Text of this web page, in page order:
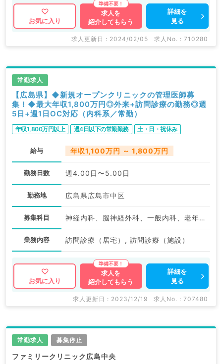
お気に入り
求人を
紹介してもらう
詳細を
見る
求人更新日 : 2024/02/05 求人No. : 710280
常勤求人
【広島県】◆新規オープンクリニックの管理医師募
集！◆最大年収1,800万円◎外来+訪問診療の勤務◎週
5日+週1日OC対応（内科系／常勤）
年収1,800万円以上 週4日以下の常勤勤務 土・日・祝休み
給与 年収1,100万円 ～ 1,800万円
勤務日数 週4.00日〜5.00日
勤務地 広島県広島市中区
募集科目 神経内科、脳神経外科、一般内科、老年内科、外科系全般、一般外科
業務内容 訪問診療（居宅）, 訪問診療（施設）
お気に入り
求人を
紹介してもらう
詳細を
見る
求人更新日 : 2023/12/19 求人No. : 707480
常勤求人 募集停止
ファミリークリニック広島中央